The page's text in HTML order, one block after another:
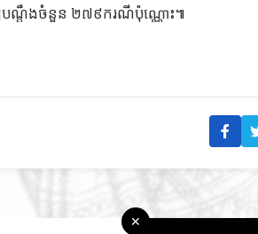
យបណ្តឹងចំនួន ២៧៩ករណីប៉ុណ្ណោះ៕
✕